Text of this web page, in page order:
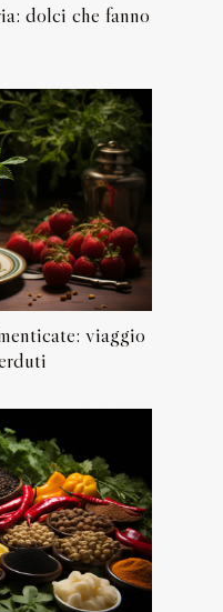
dolci che fanno
viaggio